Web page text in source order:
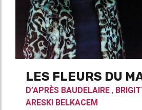
LES FLEURS DU
D’APRÈS BAUDELAIRE ,
ARESKI BELKACEM